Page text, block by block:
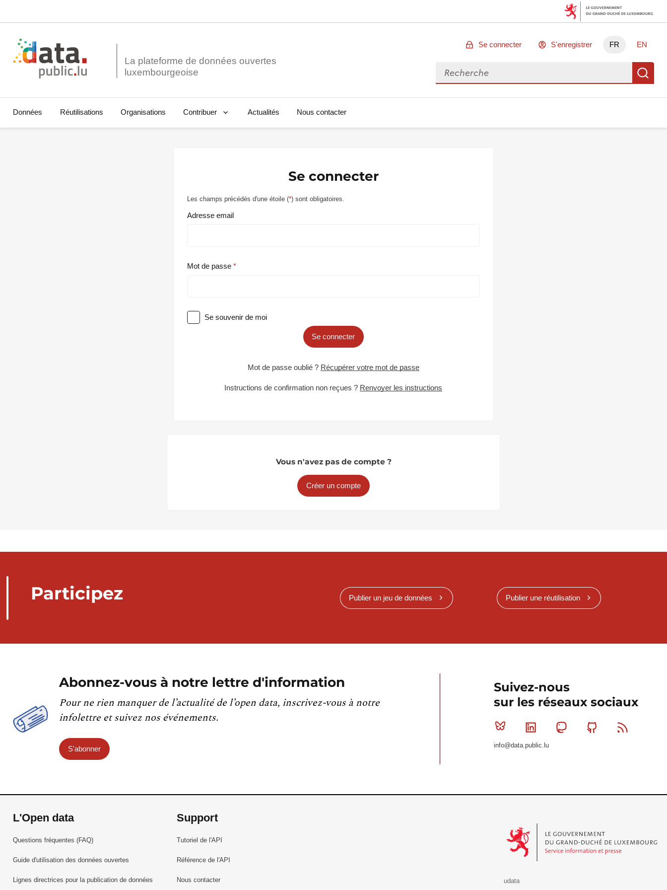
La plateforme de données ouvertes
Se connecter S'enregistrer FR EN
Rechercher des données
Données Réutilisations Organisations Contribuer Actualités Nous contacter
Se connecter
Les champs précédés d'une étoile (*) sont obligatoires.
Adresse email
Mot de passe
Se souvenir de moi
Se connecter
Mot de passe oublié ? Récupérer votre mot de passe
Instructions de confirmation non reçues ? Renvoyer les instructions
Vous n'avez pas de compte ?
Créer un compte
Participez Publier un jeu de données Publier une réutilisation
Abonnez-vous à notre lettre d'information
Pour ne rien manquer de l’actualité de l’open data, inscrivez-vous à notre
infolettre et suivez nos événements.
S'abonner
Suivez-nous
sur les réseaux sociaux
Bluesky Linkedin MastodonGithub
info@data.public.lu
L'Open data
Questions fréquentes (FAQ)
Guide d'utilisation des données ouvertes
Lignes directrices pour la publication de données
Support
Tutoriel de l'API
Référence de l'API
Nous contacter
udata